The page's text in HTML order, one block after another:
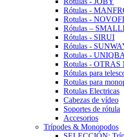
Rótulas -
Rotulas -
Rótulas –
Rótulas - SIRUI
Rótulas -
Rotulas -
Rotulas - OTRAS
Rótulas para
Rotulas para
Rotulas Electricas
Cabezas de vídeo
Soportes de rótula
Accesorios
Trípodes & Monopodos